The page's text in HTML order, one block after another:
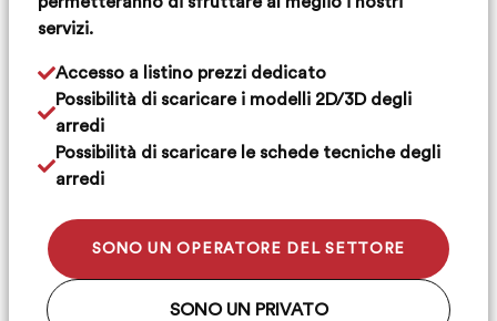
servizi.
Accesso a listino prezzi dedicato
Possibilità di scaricare i modelli 2D/3D degli
arredi
Possibilità di scaricare le schede tecniche degli
arredi
SONO UN OPERATORE DEL SETTORE
SONO UN PRIVATO